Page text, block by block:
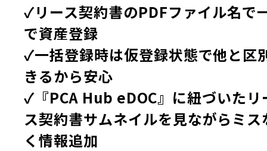
✓リース契約書のPDFファイル名で
で資産登録
✓一括登録時は仮登録状態で他と区
きるから安心
✓『PCA Hub eDOC』に紐づいたリ
ス契約書サムネイルを見ながらミス
く情報追加